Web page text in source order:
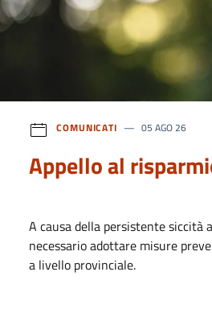
COMUNICATI 05 AGO 26
Appello al
A causa della persistente siccità
necessario adottare misure
a livello provinciale.